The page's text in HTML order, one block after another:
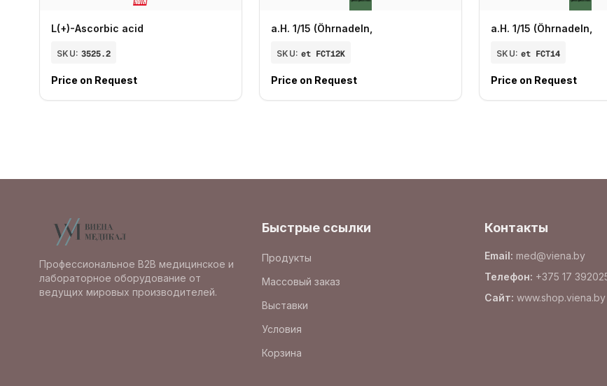
L(+)-Ascorbic acid
SKU: 3525.2
Price on Request
a.H. 1/15 (Öhrnadeln,
SKU: et FCT12K
Price on Request
a.H. 1/15 (Öhrnadeln,
SKU: et FCT14
Price on Request
Профессиональное B2B медицинское и
лабораторное оборудование от
ведущих мировых производителей.
Быстрые ссылки
Продукты
Массовый заказ
Выставки
Условия
Корзина
Контакты
Email: med@viena.by
Телефон: +375 17
Сайт: www.shop.viena.by